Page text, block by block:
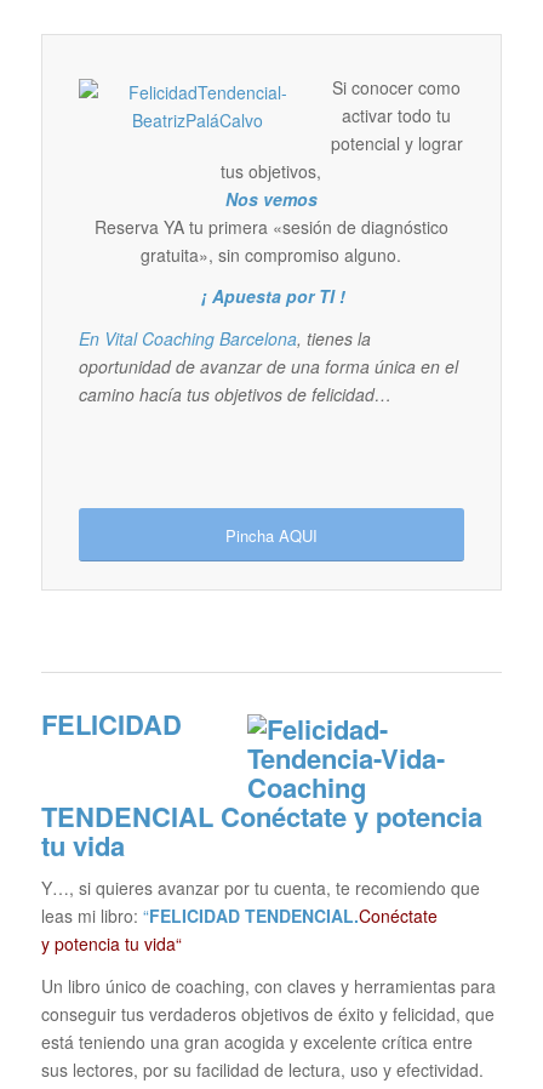
Si conocer como
activar todo tu
potencial y lograr
tus objetivos,
Nos vemos
Reserva YA tu primera «sesión de diagnóstico
gratuita», sin compromiso alguno.
¡ Apuesta por TI !
En Vital Coaching Barcelona, tienes la
oportunidad de avanzar de una forma única en el
camino hacía tus objetivos de felicidad…
Pincha AQUI
FELICIDAD
TENDENCIAL Conéctate y potencia
tu vida
Y…, si quieres avanzar por tu cuenta, te recomiendo que
leas mi libro: “FELICIDAD TENDENCIAL.Conéctate
y potencia tu vida“
Un libro único de coaching, con claves y herramientas para
conseguir tus verdaderos objetivos de éxito y felicidad, que
está teniendo una gran acogida y excelente crítica entre
sus lectores, por su facilidad de lectura, uso y efectividad.